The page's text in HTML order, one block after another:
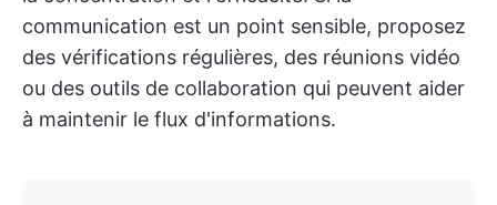
communication est un point sensible, proposez
des vérifications régulières, des réunions vidéo
ou des outils de collaboration qui peuvent aider
à maintenir le flux d'informations.